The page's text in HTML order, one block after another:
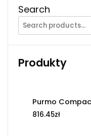
Search
Produkty
Purmo
816.45zł